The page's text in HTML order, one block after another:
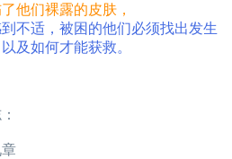
他们裸露的皮肤，
不适，被困的他们必须找出发生
及如何才能获救。